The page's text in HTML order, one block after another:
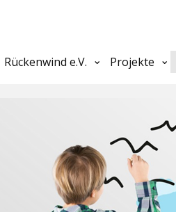
Rückenwind e.V. Projekte